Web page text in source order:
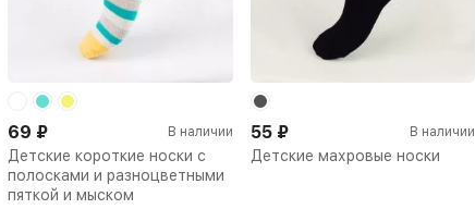
Детские короткие носки с
полосками и разноцветными
пяткой и мыском
69 ₽ В наличии
Детские махровые носки
55 ₽ В наличии